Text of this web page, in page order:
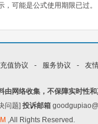
可能是公式使用期限已过。
充值协议 - 服务协议 - 友
网络收集，不保障实时性
问题] 投诉邮箱
,All Rights Reserved.